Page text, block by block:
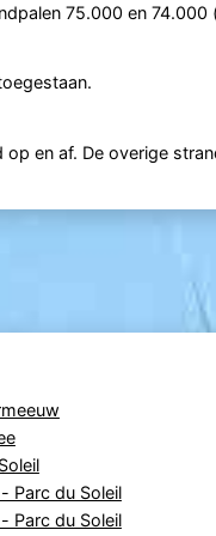
75.000 en
en af. De overige
Parc du Soleil
Parc du Soleil